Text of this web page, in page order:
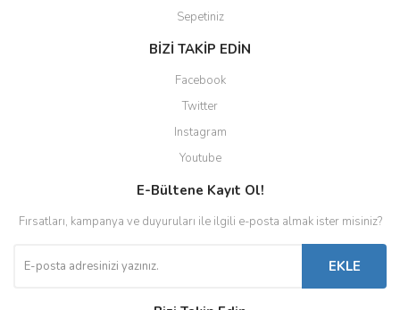
Sepetiniz
BİZİ TAKİP EDİN
Facebook
Twitter
Instagram
Youtube
E-Bültene Kayıt Ol!
Fırsatları, kampanya ve duyuruları ile ilgili e-posta almak ister misiniz?
EKLE